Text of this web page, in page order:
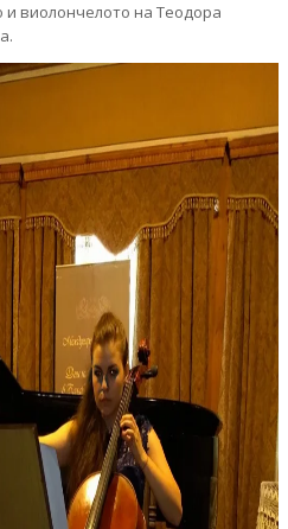
и виолончелото на Теодора